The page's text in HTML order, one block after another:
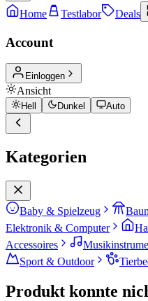
Home Testlabor Deals
Account
Einloggen
Ansicht
Hell Dunkel Auto
Kategorien
Baby & Spielzeug
Elektronik & Computer
Accessoires
Sport & Outdoor
Produkt konnte